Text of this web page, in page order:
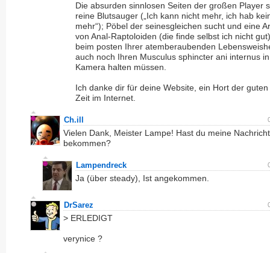
Die absurden sinnlosen Seiten der großen Player
reine Blutsauger („Ich kann nicht mehr, ich hab
mehr“); Pöbel der seinesgleichen sucht und eine
von Anal-Raptoloiden (die finde selbst ich nicht
beim posten Ihrer atemberaubenden
auch noch Ihren Musculus sphincter ani internus
Kamera halten müssen.
Ich danke dir für deine Website, ein Hort der
Zeit im Internet.
Ch.ill
Vielen Dank, Meister Lampe! Hast du meine Nachricht
bekommen?
Lampendreck
Ja (über steady), Ist angekommen.
DrSarez
> ERLEDIGT
verynice ?